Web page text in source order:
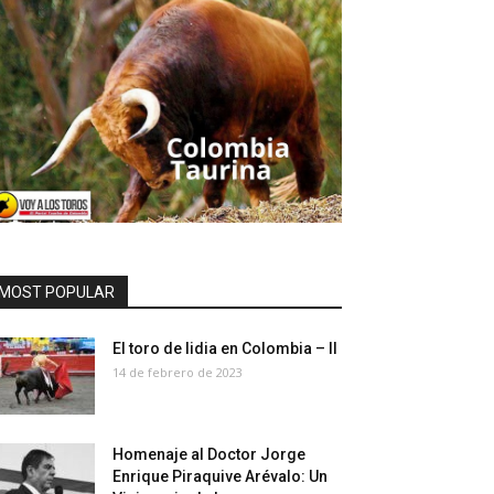
POPULAR
El toro de lidia en Colombia – II
14 de febrero de 2023
Homenaje al Doctor Jorge
Enrique Piraquive Arévalo: Un